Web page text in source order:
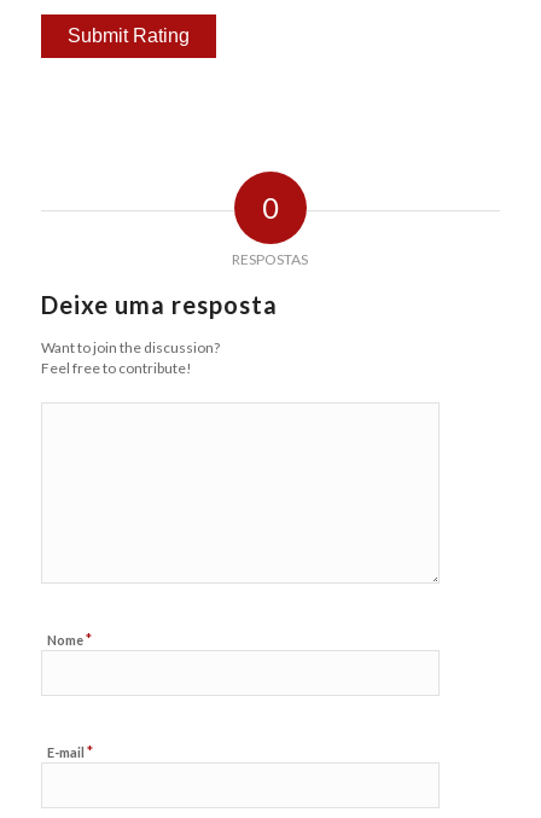
0
RESPOSTAS
Deixe uma resposta
Want to join the discussion?
Feel free to contribute!
Nome*
E-mail *